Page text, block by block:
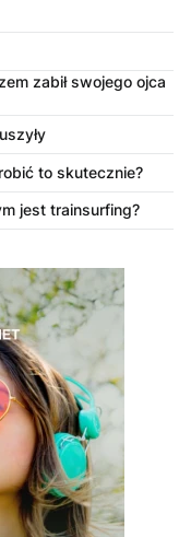
zabił swojego ojca
to skutecznie?
jest trainsurfing?